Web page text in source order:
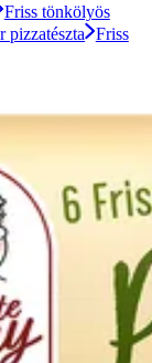
Friss tönkölyös
pizzatészta Friss